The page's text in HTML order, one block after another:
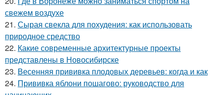
свежем воздухе
21. Сырая свекла для похудения: как использовать
природное средство
22. Какие современные архитектурные проекты
представлены в Новосибирске
23. Весенняя прививка плодовых деревьев: когда и как
24. Прививка яблони пошагово: руководство для